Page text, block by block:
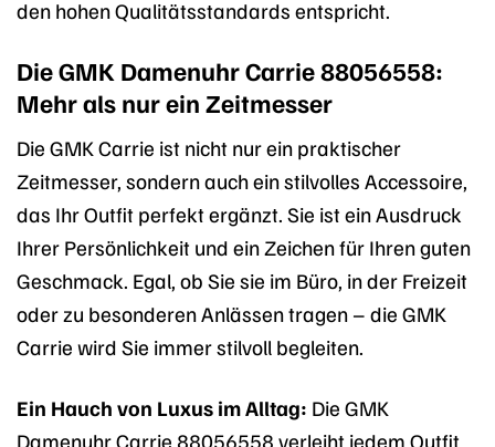
den hohen Qualitätsstandards entspricht.
Die GMK Damenuhr Carrie 88056558:
Mehr als nur ein Zeitmesser
Die GMK Carrie ist nicht nur ein praktischer
Zeitmesser, sondern auch ein stilvolles Accessoire,
das Ihr Outfit perfekt ergänzt. Sie ist ein Ausdruck
Ihrer Persönlichkeit und ein Zeichen für Ihren guten
Geschmack. Egal, ob Sie sie im Büro, in der Freizeit
oder zu besonderen Anlässen tragen – die GMK
Carrie wird Sie immer stilvoll begleiten.
Ein Hauch von Luxus im Alltag: Die GMK
Damenuhr Carrie 88056558 verleiht jedem Outfit